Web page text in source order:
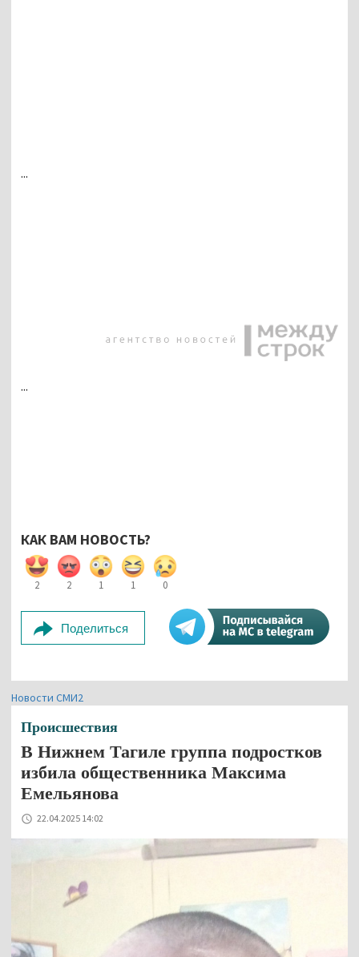
...
...
КАК ВАМ НОВОСТЬ?
2 2 1 1 0
Поделиться
Новости СМИ2
Происшествия
В Нижнем Тагиле группа подростков
избила общественника Максима
Емельянова
22.04.2025 14:02